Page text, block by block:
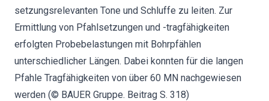
setzungsrelevanten Tone und Schluffe zu leiten. Zur
Ermittlung von Pfahlsetzungen und -tragfähigkeiten
erfolgten Probebelastungen mit Bohrpfählen
unterschiedlicher Längen. Dabei konnten für die langen
Pfahle Tragfähigkeiten von über 60 MN nachgewiesen
werden (© BAUER Gruppe. Beitrag S. 318)